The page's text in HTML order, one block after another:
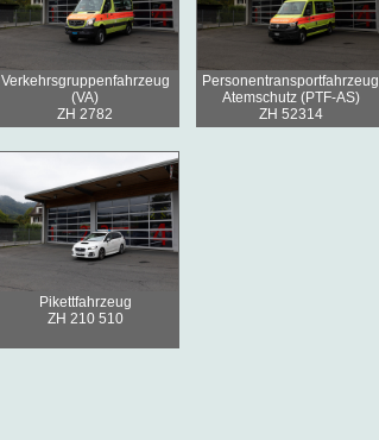
Verkehrsgruppenfahrzeug
(VA)
ZH 2782
Personentransportfahrzeug
Atemschutz (PTF-AS)
ZH 52314
Pikettfahrzeug
ZH 210 510